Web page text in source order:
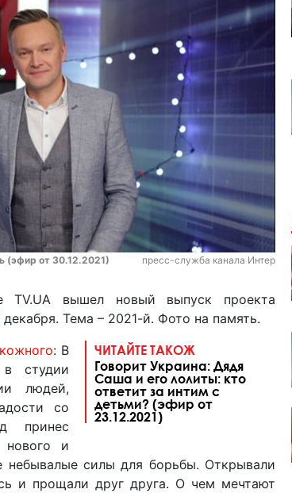
(эфир от 30.12.2021) пресс-служба канала Интер
вышел новый выпуск проекта
Тема – 2021-й. Фото на память.
ЧИТАЙТЕ ТАКОЖ
Говорит Украина: Дядя
Саша и его лолиты: кто
ответит за интим с
детьми? (эфир от
23.12.2021)
: В
в студии
людей,
со
принес
нового и
силы для борьбы. Открывали
и прощали друг друга. О чем мечтают